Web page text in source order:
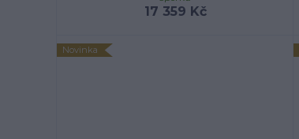
17 359 Kč
Novinka